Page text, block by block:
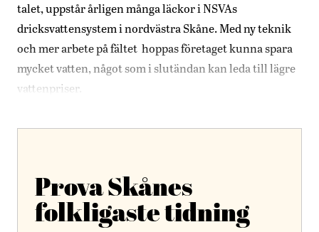
talet, uppstår årligen många läckor i NSVAs
dricksvattensystem i nordvästra Skåne. Med ny teknik
och mer arbete på fältet hoppas företaget kunna spara
mycket vatten, något som i slutändan kan leda till lägre
vattenpriser.
Prova Skånes
folkligaste tidning